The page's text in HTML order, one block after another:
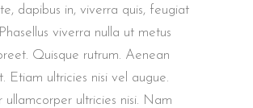
dapibus in, viverra quis, feugiat
viverra nulla ut metus
Quisque rutrum. Aenean
Etiam ultricies nisi vel augue.
ullamcorper ultricies nisi. Nam